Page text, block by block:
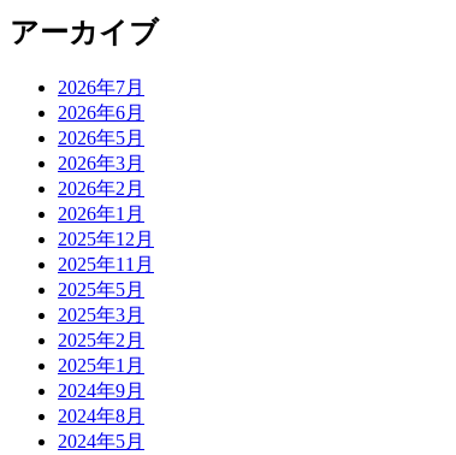
アーカイブ
2026年7月
2026年6月
2026年5月
2026年3月
2026年2月
2026年1月
2025年12月
2025年11月
2025年5月
2025年3月
2025年2月
2025年1月
2024年9月
2024年8月
2024年5月